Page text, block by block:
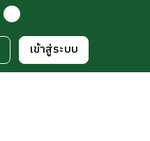
เข้าสู่ระบบ